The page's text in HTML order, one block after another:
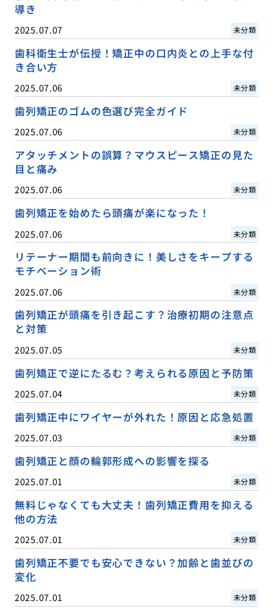
導き
2025.07.07 未分類
歯科衛生士が伝授！矯正中の口内炎との上手な付
き合い方
2025.07.06 未分類
歯列矯正のゴムの色選び完全ガイド
2025.07.06 未分類
アタッチメントの誤算？マウスピース矯正の見た
目と痛み
2025.07.06 未分類
歯列矯正を始めたら頭痛が楽になった！
2025.07.06 未分類
リテーナー期間も前向きに！美しさをキープする
モチベーション術
2025.07.06 未分類
歯列矯正が頭痛を引き起こす？治療初期の注意点
と対策
2025.07.05 未分類
歯列矯正で逆にたるむ？考えられる原因と予防策
2025.07.04 未分類
歯列矯正中にワイヤーが外れた！原因と応急処置
2025.07.03 未分類
歯列矯正と顔の輪郭形成への影響を探る
2025.07.01 未分類
無料じゃなくても大丈夫！歯列矯正費用を抑える
他の方法
2025.07.01 未分類
歯列矯正不要でも安心できない？加齢と歯並びの
変化
2025.07.01 未分類